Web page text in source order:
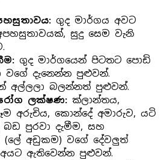
ගුද මාර්ගය අවට
සුදු සෙම වැනි
ගුද මාර්ගයෙන් පිටතට පොඩි
වගේ දැනෙන්න පුළුවන්.
අල්ලලා බලන්නත් පුළුවන්.
ලක්ෂණ: ක්ලාන්තය,
අරුචිය, කොන්දේ අමාරුව, යටි
බඩ පුරවා දැමීම, සහ
අඩුකම) වගේ දේවලුත්
ඇතිවෙන්න පුළුවන්.